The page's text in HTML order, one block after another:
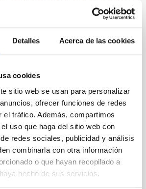
Detalles Acerca de las cookies
cookies
sitio web se usan para personalizar
ofrecer funciones de redes
el tráfico. Además, compartimos
uso que haga del sitio web con
redes sociales, publicidad y análisis
combinarla con otra información
o que hayan recopilado a
hecho de sus servicios.
con su libro ya en la imprenta,
colores otoñales de nuestro
y sonriente, como siempre le recordaré.
sentir a todos un poco huérfanos.
Moren… (no verificado)on Mar,
agradecimiento
gran tristeza y también con enorme
muchísimo que has hecho por la ciencia
por la astrofísica española, por la